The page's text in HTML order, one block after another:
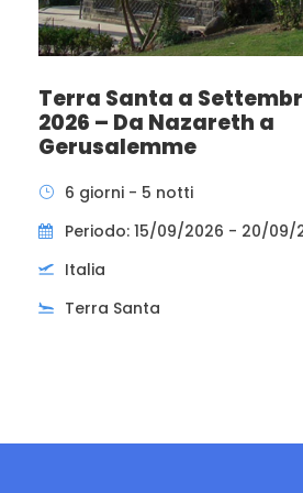
39,00
Tasse di soggiorno (se
direttamente in albergo)
Tutto quanto non
programma e/o alla voce
comprende”
Supplementi e Riduzioni
Terra Santa a
2026 – Da Nazareth a
Gerusalemme
6 giorni - 5 notti
Periodo: 15/09/2026 - 20/09/
Italia
Terra Santa